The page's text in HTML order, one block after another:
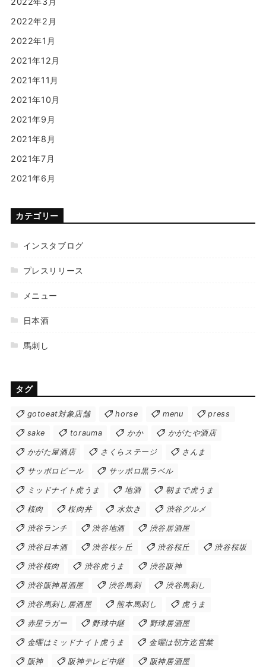
2022年2月
2022年1月
2021年12月
2021年11月
2021年10月
2021年9月
2021年8月
2021年7月
2021年6月
カテゴリー
インスタブログ
プレスリリース
メニュー
日本酒
馬刺し
タグ
gotoeat対象店舗 horse menu press
sake torauma かか かがたや酒店
かがた屋酒店 さくらステージ さんま
サッポロビール サッポロ黒ラベル
ミッドナイト虎うま 地酒 朝まで虎うま
桜肉 桜肉丼 水炊き 渋谷グルメ
渋谷ランチ 渋谷地酒 渋谷居酒屋
渋谷日本酒 渋谷桜ヶ丘 渋谷桜丘 渋谷桜坂
渋谷桜肉 渋谷虎うま 渋谷阪神
渋谷阪神居酒屋 渋谷馬刺 渋谷馬刺し
渋谷馬刺し居酒屋 熊本馬刺し 虎うま
赤星ラガー 野球中継 野球居酒屋
金曜はミッドナイト虎うま 金曜は朝方迄営業
阪神 阪神テレビ中継 阪神居酒屋